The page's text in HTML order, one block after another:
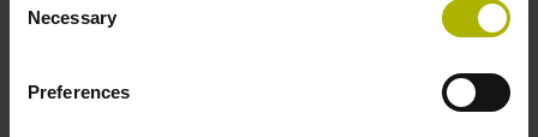
Selection
Necessary
Preferences
Max. Abtastfrequenz